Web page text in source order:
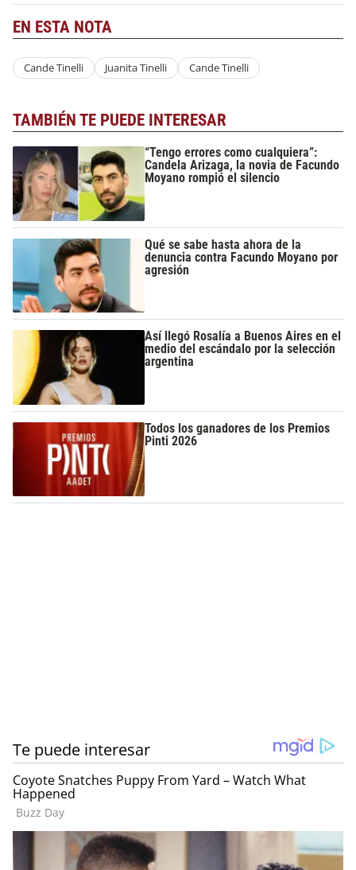
EN ESTA NOTA
Cande Tinelli Juanita Tinelli Cande Tinelli
TAMBIÉN TE PUEDE INTERESAR
“Tengo errores como cualquiera”:
Candela Arizaga, la novia de Facundo
Moyano rompió el silencio
Qué se sabe hasta ahora de la
denuncia contra Facundo Moyano por
agresión
Así llegó Rosalía a Buenos Aires en el
medio del escándalo por la selección
argentina
Todos los ganadores de los Premios
Pinti 2026